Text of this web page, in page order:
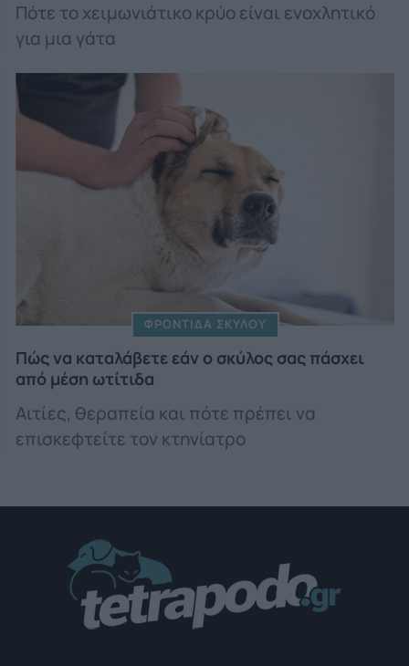
Πότε το χειμωνιάτικο κρύο είναι ενοχλητικό
για μια γάτα
ΦΡΟΝΤΙΔΑ ΣΚΥΛΟΥ
Πώς να καταλάβετε εάν ο σκύλος σας πάσχει
από μέση ωτίτιδα
Αιτίες, θεραπεία και πότε πρέπει να
επισκεφτείτε τον κτηνίατρο